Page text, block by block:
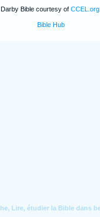
Darby Bible courtesy of CCEL.org
Bible Hub